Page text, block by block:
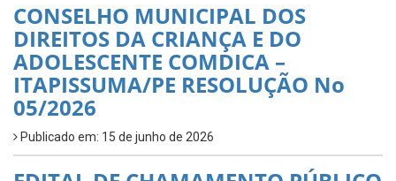
CONSELHO MUNICIPAL DOS
DIREITOS DA CRIANÇA E DO
ADOLESCENTE COMDICA –
ITAPISSUMA/PE RESOLUÇÃO No
05/2026
Publicado em: 15 de junho de 2026